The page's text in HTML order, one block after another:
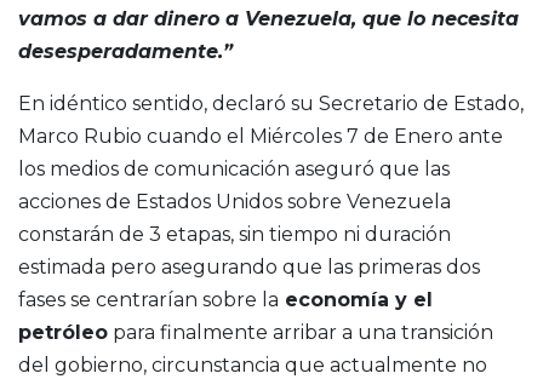
vamos a dar dinero a Venezuela, que lo necesita
desesperadamente.”
En idéntico sentido, declaró su Secretario de Estado,
Marco Rubio cuando el Miércoles 7 de Enero ante
los medios de comunicación aseguró que las
acciones de Estados Unidos sobre Venezuela
constarán de 3 etapas, sin tiempo ni duración
estimada pero asegurando que las primeras dos
fases se centrarían sobre la economía y el
petróleo para finalmente arribar a una transición
del gobierno, circunstancia que actualmente no